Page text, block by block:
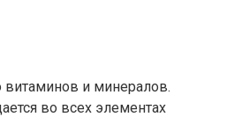
и минералов.
во всех элементах